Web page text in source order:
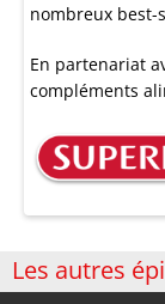
nombreux best-
En partenariat
compléments
Les autres